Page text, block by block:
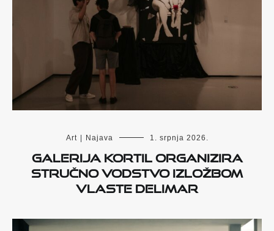
Art | Najava 1. srpnja 2026.
Galerija Kortil organizira
stručno vodstvo izložbom
Vlaste Delimar